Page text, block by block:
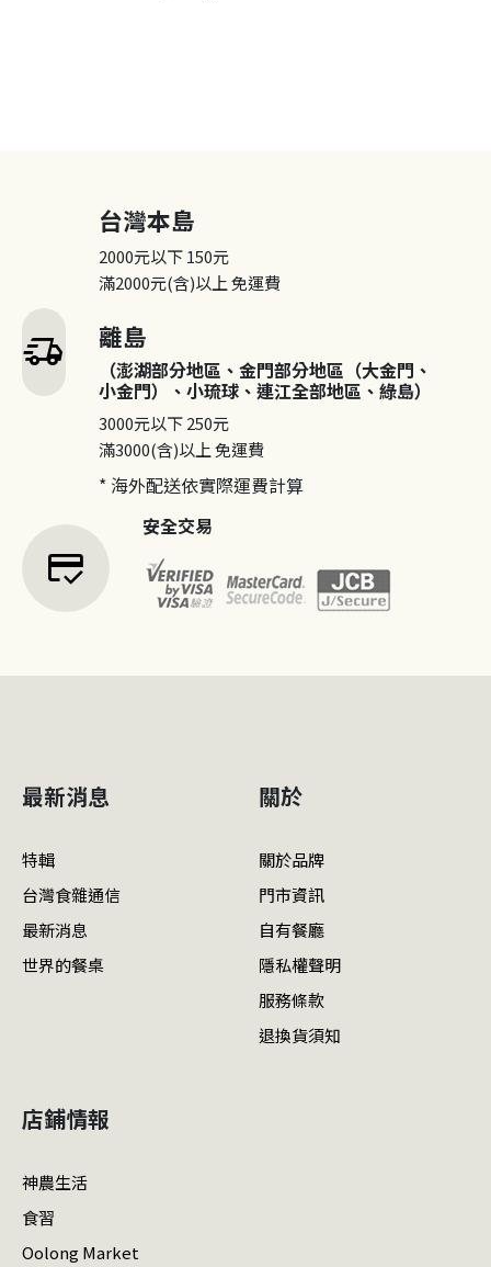
delivery_truck_speed
台灣本島
2000元以下150元
滿2000元(含)以上免運費
離島
（澎湖部分地區、金門部分地區（大金門、
小金門）、小琉球、連江全部地區、綠島）
3000元以下250元
滿3000(含)以上免運費
* 海外配送依實際運費計算
credit_score
安全交易
最新消息
特輯
台灣食雜通信
最新消息
世界的餐桌
關於
關於品牌
門市資訊
自有餐廳
隱私權聲明
服務條款
退換貨須知
店鋪情報
神農生活
食習
Oolong Market